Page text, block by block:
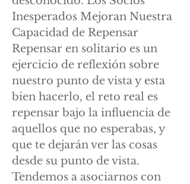
Inesperados Mejoran Nuestra
Capacidad de Repensar
Repensar en solitario es un
ejercicio de reflexión sobre
nuestro punto de vista y esta
bien hacerlo, el reto real es
repensar bajo la influencia de
aquellos que no esperabas, y
que te dejarán ver las cosas
desde su punto de vista.
Tendemos a asociarnos con